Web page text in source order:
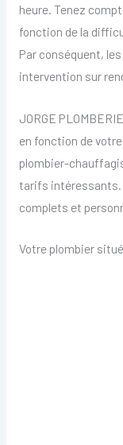
heure. Tenez
fonction de la
Par conséquent,
intervention sur
JORGE
en fonction de
plombier-
tarifs intéressants.
complets et
Votre plombier